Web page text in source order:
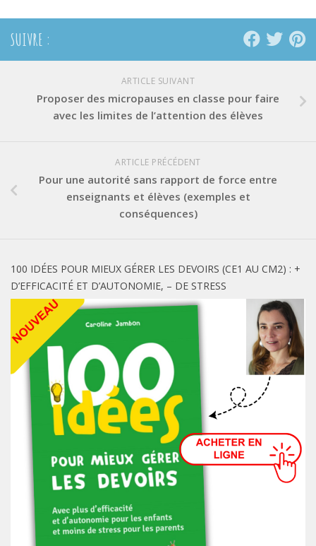
SUIVRE :
ARTICLE SUIVANT
Proposer des micropauses en classe pour faire
avec les limites de l’attention des élèves
ARTICLE PRÉCÉDENT
Pour une autorité sans rapport de force entre
enseignants et élèves (exemples et
conséquences)
100 IDÉES POUR MIEUX GÉRER LES DEVOIRS (CE1 AU CM2) : +
D’EFFICACITÉ ET D’AUTONOMIE, – DE STRESS